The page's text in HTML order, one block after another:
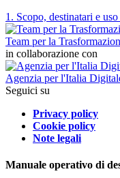
1. Scopo, destinatari e
Team per la
in collaborazione con
Agenzia per l'Italia
Seguici su
Privacy policy
Cookie policy
Note legali
Manuale operativo di